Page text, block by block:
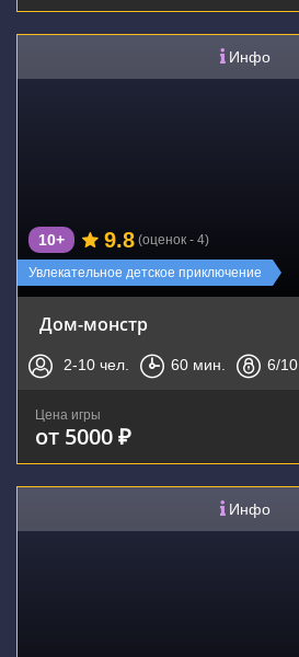
Инфо
Увлекательное детское приключение
10+ 9.8 (оценок - 4)
Дом-монстр
2-10 чел. 60 мин. 6/10
Цена игры
от 5000 ₽
Инфо